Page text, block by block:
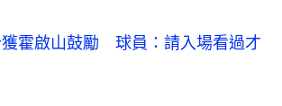
霍啟山鼓勵　球員：請入場看過才